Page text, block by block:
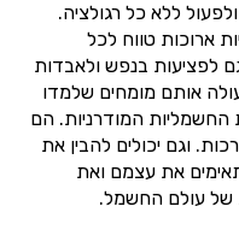
ללא כל רגולציה.
ארוכות טווח לכל
לפציעות בנפש ולאבדות
אותם מומחים שלמדו
החשמליות המודרניות. הם
וגם יכולים להבין את
את עצמם ואת
של עולם החשמל.